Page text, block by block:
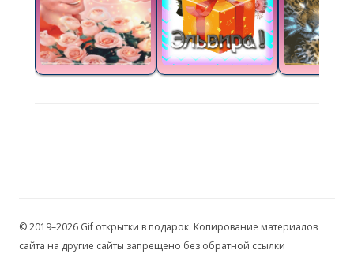
© 2019–2026 Gif открытки в подарок. Копирование материалов
сайта на другие сайты запрещено без обратной ссылки